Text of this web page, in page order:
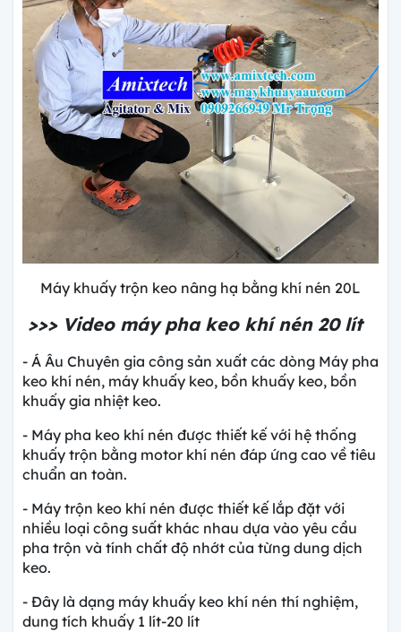
Máy khuấy trộn keo nâng hạ bằng khí nén 20L
>>> Video máy pha keo khí nén 20 lít
- Á Âu Chuyên gia công sản xuất các dòng Máy pha
keo khí nén, máy khuấy keo, bồn khuấy keo, bồn
khuấy gia nhiệt keo.
- Máy pha keo khí nén được thiết kế với hệ thống
khuấy trộn bằng motor khí nén đáp ứng cao về tiêu
chuẩn an toàn.
- Máy trộn keo khí nén được thiết kế lắp đặt với
nhiều loại công suất khác nhau dựa vào yêu cầu
pha trộn và tính chất độ nhớt của từng dung dịch
keo.
- Đây là dạng máy khuấy keo khí nén thí nghiệm,
dung tích khuấy 1 lít-20 lít